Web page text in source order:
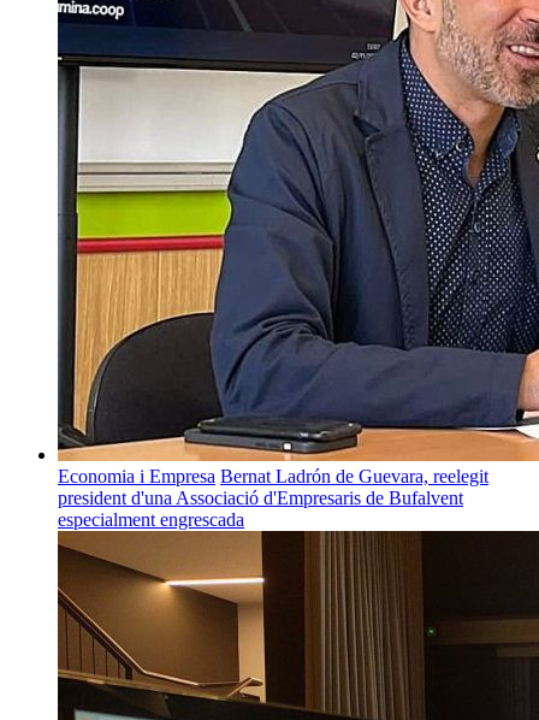
Economia i Empresa Bernat Ladrón de Guevara, reelegit
president d'una Associació d'Empresaris de Bufalvent
especialment engrescada